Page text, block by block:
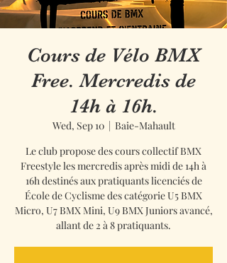
Cours de Vélo BMX
Free. Mercredis de
14h à 16h.
Wed, Sep 10
  |
Baie-Mahault
Le club propose des cours collectif BMX
Freestyle les mercredis après midi de 14h à
16h destinés aux pratiquants licenciés de
École de Cyclisme des catégorie U5 BMX
Micro, U7 BMX Mini, U9 BMX Juniors avancé,
allant de 2 à 8 pratiquants.